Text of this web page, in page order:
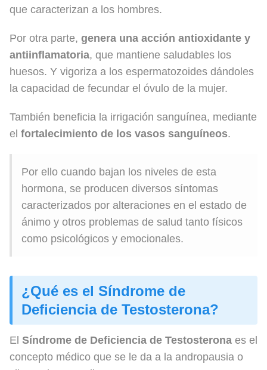
que caracterizan a los hombres.
Por otra parte, genera una acción antioxidante y
antiinflamatoria, que mantiene saludables los
huesos. Y vigoriza a los espermatozoides dándoles
la capacidad de fecundar el óvulo de la mujer.
También beneficia la irrigación sanguínea, mediante
el fortalecimiento de los vasos sanguíneos.
Por ello cuando bajan los niveles de esta
hormona, se producen diversos síntomas
caracterizados por alteraciones en el estado de
ánimo y otros problemas de salud tanto físicos
como psicológicos y emocionales.
¿Qué es el Síndrome de
Deficiencia de Testosterona?
El Síndrome de Deficiencia de Testosterona es el
concepto médico que se le da a la andropausia o